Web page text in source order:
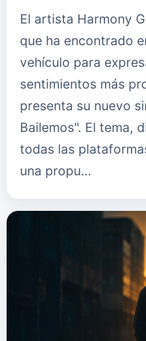
El artista Harmony
que ha encontrado
vehículo para
sentimientos más
presenta su nuevo
Bailemos". El tema,
todas las
una propu…